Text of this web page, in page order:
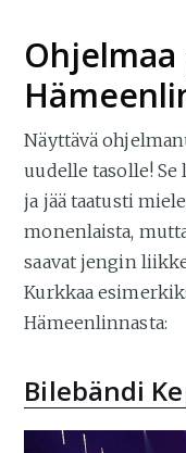
Näyttävä
uudelle tasolle!
ja jää taatusti
monenlaista,
saavat jengin
Kurkkaa
Hämeenlinnasta:
Bilebändi